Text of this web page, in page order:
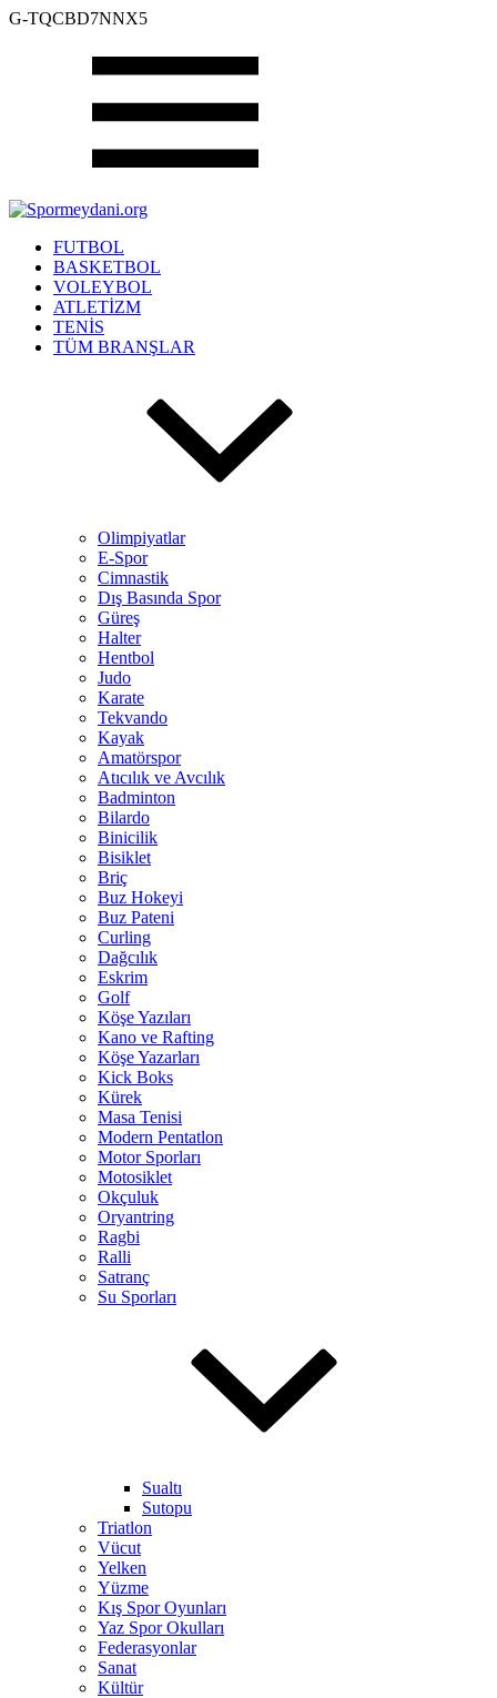
G-TQCBD7NNX5
FUTBOL
BASKETBOL
VOLEYBOL
ATLETİZM
TENİS
TÜM BRANŞLAR
Olimpiyatlar
E-Spor
Cimnastik
Dış Basında Spor
Güreş
Halter
Hentbol
Judo
Karate
Tekvando
Kayak
Amatörspor
Atıcılık ve Avcılık
Badminton
Bilardo
Binicilik
Bisiklet
Briç
Buz Hokeyi
Buz Pateni
Curling
Dağcılık
Eskrim
Golf
Köşe Yazıları
Kano ve Rafting
Köşe Yazarları
Kick Boks
Kürek
Masa Tenisi
Modern Pentatlon
Motor Sporları
Motosiklet
Okçuluk
Oryantring
Ragbi
Ralli
Satranç
Su Sporları
Sualtı
Sutopu
Triatlon
Vücut
Yelken
Yüzme
Kış Spor Oyunları
Yaz Spor Okulları
Federasyonlar
Sanat
Kültür